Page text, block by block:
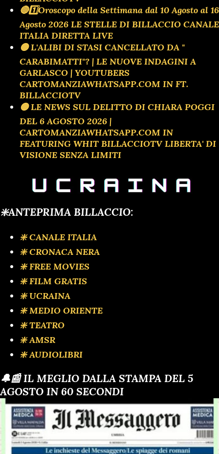
🔴1️⃣Oroscopo della Settimana dal 10 Agosto al 16
Agosto 2026 LE STELLE DI BILLACCIO CANALE
ITALIA DIRETTA LIVE
🟡 L'ALIBI DI STASI CANCELLATO DA "
CARABIMATTI"? | LE NUOVE INDAGINI A
GARLASCO | YOUTUBERS
CARTOMANZIAWHATSAPP.COM IN FT.
BILLACCIOTV
🟡 LE NEWS SUL DELITTO DI CHIARA POGGI
DEL 6 AGOSTO 2026 |
CARTOMANZIAWHATSAPP.COM IN
FEATURING WHIT BILLACCIOTV LIBERTA' DI
VISIONE SENZA LIMITI
❇️ANTEPRIMA BILLACCIO:
❇️ CANALE ITALIA
❇️ CRONACA NERA
❇️ FREE MOVIES
❇️ FILM GRATIS
❇️ UCRAINA
❇️ MEDIO ORIENTE
❇️ TEATRO
❇️ AMSR
❇️ AUDIOLIBRI
🔔📰 IL MEGLIO DALLA STAMPA DEL 5
AGOSTO IN 60 SECONDI